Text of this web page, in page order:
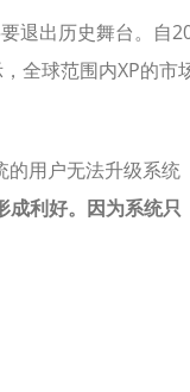
退出历史舞台。自
全球范围内XP的市
的用户无法升级系统
成利好。因为系统只